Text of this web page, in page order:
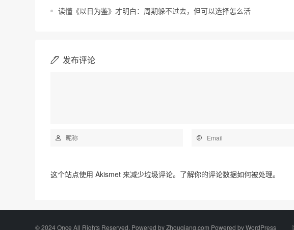
读懂《以日为鉴》才明白：周期躲不过去，但可以选择怎么活
发布评论
这个站点使用 Akismet 来减少垃圾评论。 了解你的评论数据如何被处理。
©️ 2024 Once All Rights Reserved. Powered by Zhouqiang.com Powered byWordPress